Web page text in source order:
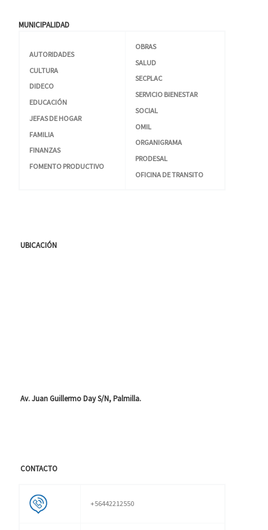
MUNICIPALIDAD
AUTORIDADES
CULTURA
DIDECO
EDUCACIÓN
JEFAS DE HOGAR
FAMILIA
FINANZAS
FOMENTO PRODUCTIVO
OBRAS
SALUD
SECPLAC
SERVICIO BIENESTAR
SOCIAL
OMIL
ORGANIGRAMA
PRODESAL
OFICINA DE TRANSITO
UBICACIÓN
Av. Juan Guillermo Day S/N, Palmilla.
CONTACTO
+56442212550